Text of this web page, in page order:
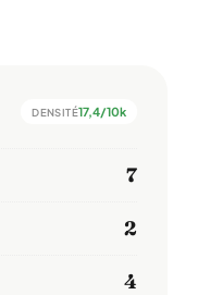
DENSITÉ17,4/10k
7
2
4